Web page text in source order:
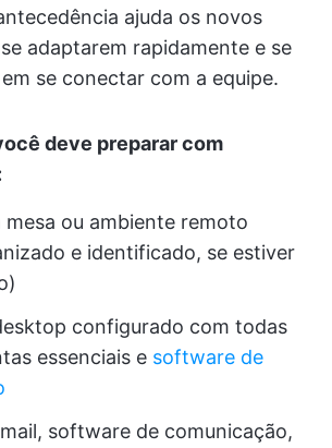
ajuda os novos
adaptarem rapidamente e se
se conectar com a equipe.
deve preparar com
mesa ou ambiente remoto
e identificado, se estiver
configurado com todas
essenciais e software de
software de comunicação,